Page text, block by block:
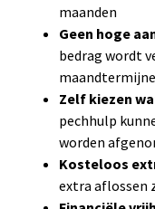
maanden
Geen hoge
bedrag wordt
Zelf kiezen
pechhulp
worden
Kosteloos
extra aflossen